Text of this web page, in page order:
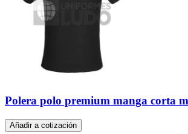
Polera polo premium manga corta
Añadir a cotización